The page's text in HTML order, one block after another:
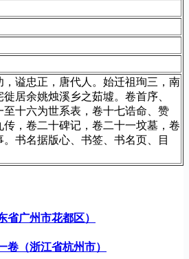
，谥忠正，唐代人。始迁祖珣三，南
居余姚烛溪乡之茹墟。卷首序、
至十六为世系表，卷十七诰命、赞
传，卷二十碑记，卷二十一坟墓，卷
。书名据版心、书签、书名页、目
省广州市花都区）
卷（浙江省杭州市）